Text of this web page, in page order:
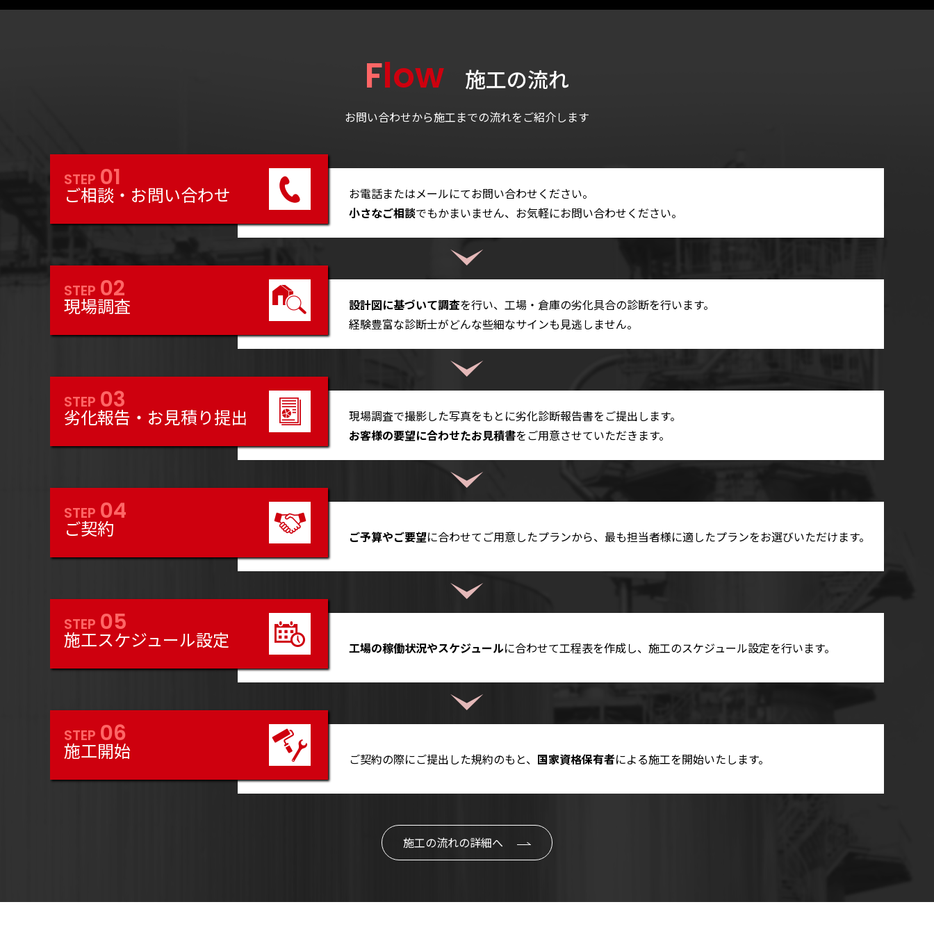
Flow 施工の流れ
お問い合わせから施工までの流れをご紹介します
STEP 01
ご相談・お問い合わせ
お電話またはメールにてお問い合わせください。
小さなご相談でもかまいません、お気軽にお問い合わせください。
STEP 02
現場調査 設計図に基づいて調査を行い、工場・倉庫の劣化具合の診断を行います。
経験豊富な診断士がどんな些細なサインも見逃しません。
STEP 03
劣化報告・お見積り提出
現場調査で撮影した写真をもとに劣化診断報告書をご提出します。
お客様の要望に合わせたお見積書をご用意させていただきます。
STEP 04
ご契約 ご予算やご要望に合わせてご用意したプランから、最も担当者様に適したプランをお選びいただけます。
STEP 05
施工スケジュール設定 工場の稼働状況やスケジュールに合わせて工程表を作成し、施工のスケジュール設定を行います。
STEP 06
施工開始 ご契約の際にご提出した規約のもと、 国家資格保有者による施工を開始いたします。
施工の流れの詳細へ